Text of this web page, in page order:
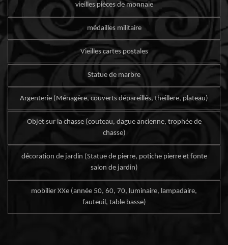
vieilles pièces de monnaie
médailles militaire
Vieilles cartes postales
Statue de marbre
Argenterie (Ménagère, couverts dépareillés, theillere, plateau)
Objet sur la chasse (couteau, dague ancienne, trophée de
chasse)
décoration de jardin (Statue de pierre, potiche pierre et fonte
salon de jardin)
mobilier XXe (année 50, 60, 70, luminaire, lampadaire,
fauteuil, table basse)